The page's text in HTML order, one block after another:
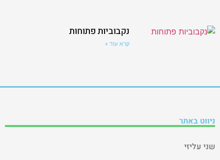
נקבוביות פתוחות
קרא עוד »
ניווט באתר
שני עליזי